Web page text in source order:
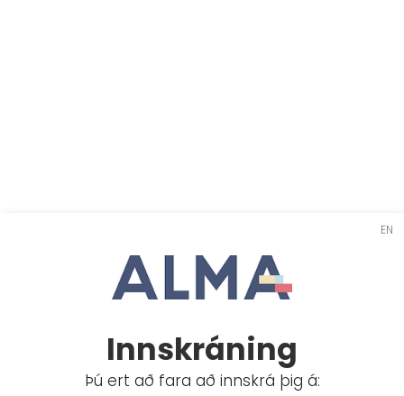
Innskráning
Þú ert að fara að innskrá þig á:
EN